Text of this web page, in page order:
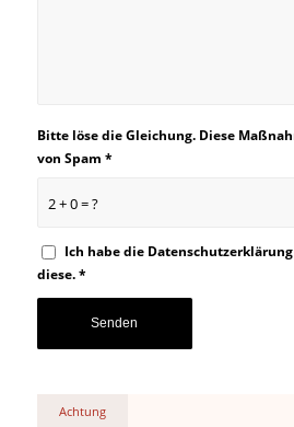
2 + 0 = ?
Bitte löse die Gleichung. Diese
von Spam *
Ich habe die Datenschutzerklärung
diese.*
Achtung